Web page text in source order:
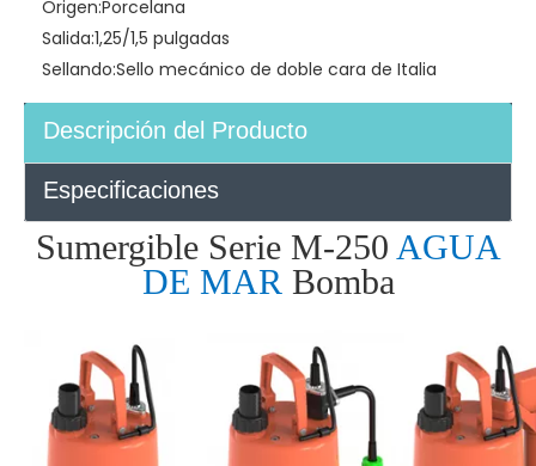
Origen:Porcelana
Salida:1,25/1,5 pulgadas
Sellando:Sello mecánico de doble cara de Italia
Descripción del Producto
Especificaciones
Sumergible Serie M-250 AGUA
DE MAR Bomba